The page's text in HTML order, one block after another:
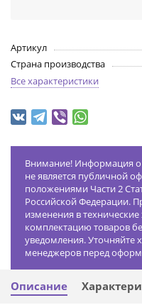
Артикул
Страна производства
Все характеристики
Внимание! Информация о
не является публичной
положениями Части 2
Российской Федерации.
изменения в
комплектацию товаров
уведомления. Уточняйте
менеджеров перед
Описание